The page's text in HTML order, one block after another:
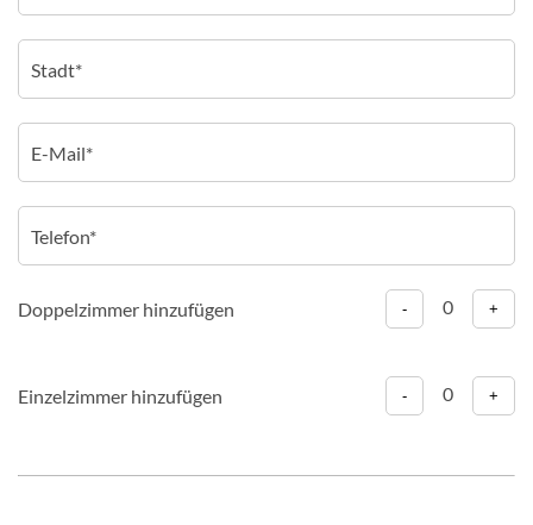
Doppelzimmer hinzufügen - 0 +
Einzelzimmer hinzufügen - 0 +